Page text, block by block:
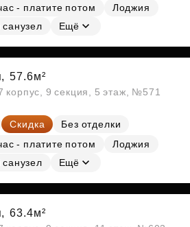
- платите потом
Лоджия
Ещё
57.6м²
корпус, 9 секция, 5 этаж, №571
Скидка
Без отделки
- платите потом
Лоджия
Ещё
63.4м²